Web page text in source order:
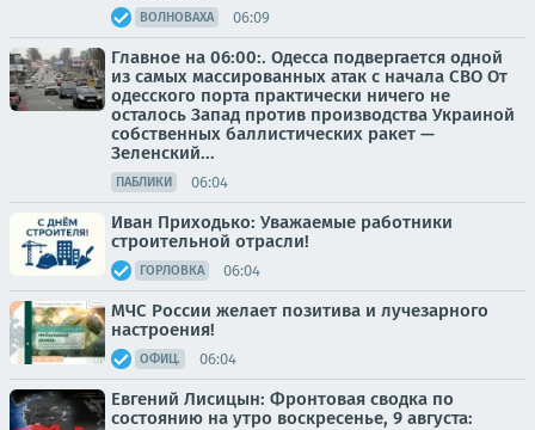
ВОЛНОВАХА 06:09
Главное на 06:00:. Одесса подвергается одной
из самых массированных атак с начала СВО От
одесского порта практически ничего не
осталось Запад против производства Украиной
собственных баллистических ракет —
Зеленский...
ПАБЛИКИ 06:04
Иван Приходько: Уважаемые работники
строительной отрасли!
ГОРЛОВКА 06:04
МЧС России желает позитива и лучезарного
настроения!
ОФИЦ. 06:04
Евгений Лисицын: Фронтовая сводка по
состоянию на утро воскресенье, 9 августа: